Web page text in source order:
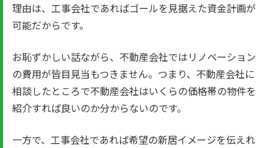
理由は、工事会社であればゴールを見据えた資金計画が
可能だからです。
お恥ずかしい話ながら、不動産会社ではリノベーション
の費用が皆目見当もつきません。つまり、不動産会社に
相談したところで不動産会社はいくらの価格帯の物件を
紹介すれば良いのか分からないのです。
一方で、工事会社であれば希望の新居イメージを伝えれ